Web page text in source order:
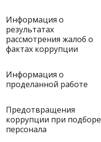
Информация о
результатах
рассмотрения жалоб о
фактах коррупции
Информация о
проделанной работе
Предотвращения
коррупции при подборе
персонала